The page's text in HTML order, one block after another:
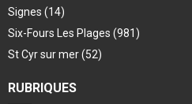
Signes (14)
Six-Fours Les Plages (981)
St Cyr sur mer(52)
RUBRIQUES